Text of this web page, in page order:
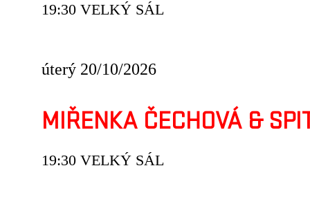
19:30 VELKÝ SÁL
úterý 20/10/2026
MIŘENKA ČECHOVÁ &
19:30 VELKÝ SÁL